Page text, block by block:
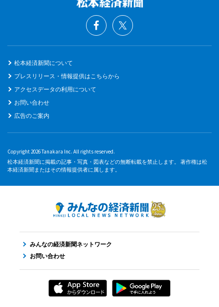
松本経済新聞について
プレスリリース・情報提供はこちらから
アクセスデータの利用について
お問い合わせ
広告のご案内
Copyright 2026 Tanakara Inc. All rights reserved.
松本経済新聞に掲載の記事・写真・図表などの無断転載を禁止します。 著作権は松
本経済新聞またはその情報提供者に属します。
みんなの経済新聞ネットワーク
お問い合わせ